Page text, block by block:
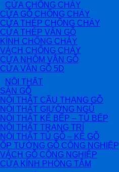
CỬA CHỐNG CHÁY
CỬA GỖ CHỐNG CHÁY
CỬA THÉP CHỐNG CHÁY
CỬA THÉP VÂN GỖ
KÍNH CHỐNG CHÁY
VÁCH CHỐNG CHÁY
CỬA NHÔM VÂN GỖ
CỬA VÂN GỖ 5D
NỘI THẤT
SÀN GỖ
NỘI THẤT CẦU THANG GỖ
NỘI THẤT GIƯỜNG NGỦ
NỘI THẤT KỆ BẾP – TỦ BẾP
NỘI THẤT TRANG TRÍ
NỘI THẤT TỦ GỖ – KỆ GỖ
ỐP TƯỜNG GỖ CÔNG NGHIỆP
VÁCH GỖ CÔNG NGHIỆP
CỬA KÍNH PHÒNG TẮM